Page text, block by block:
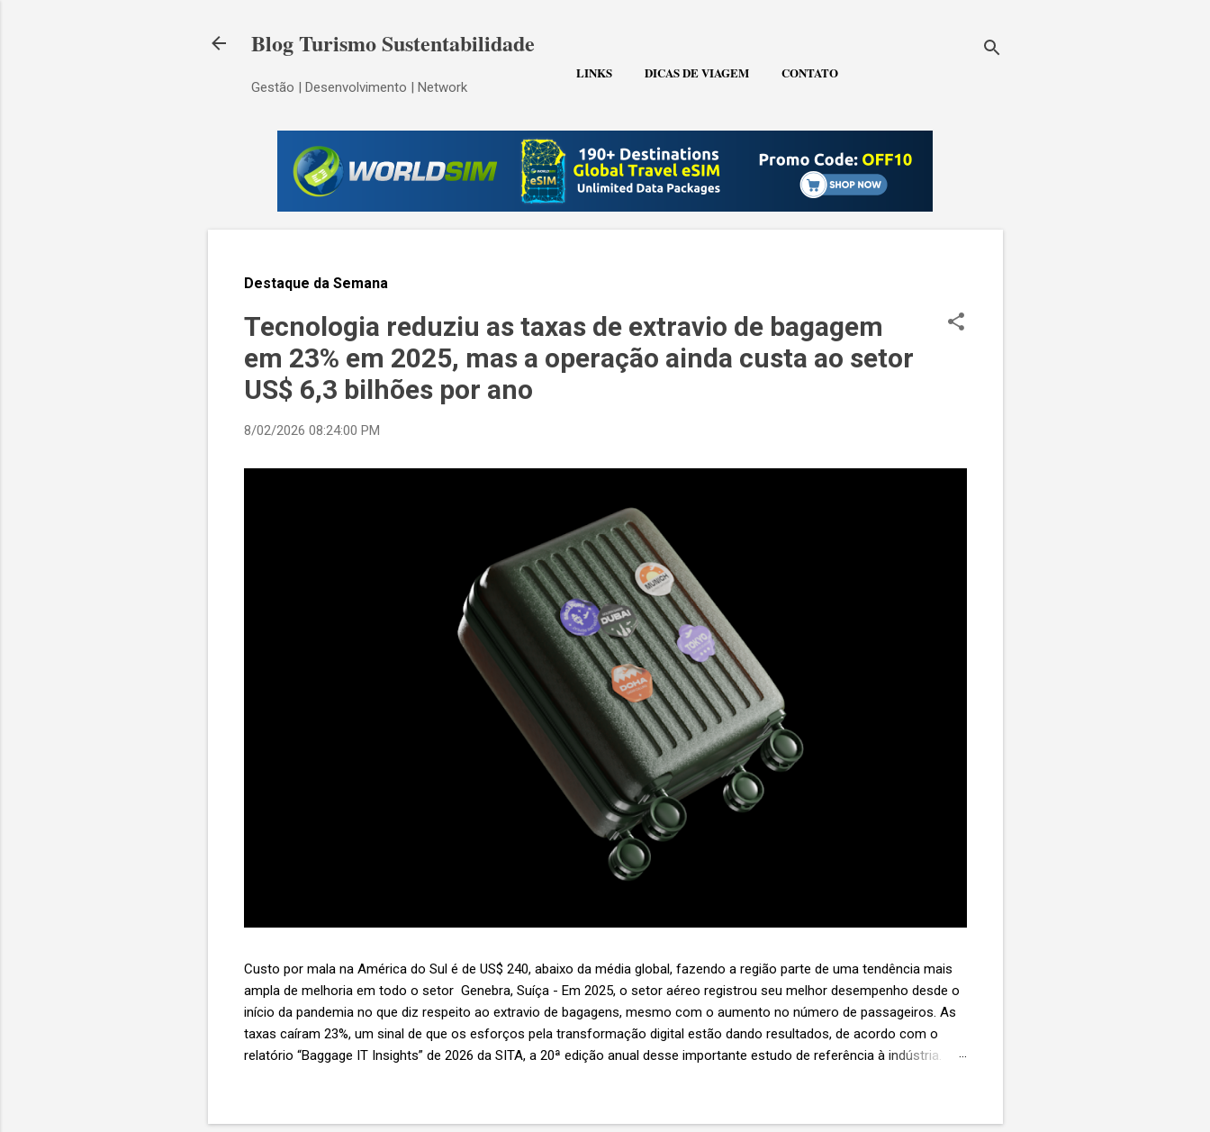
Blog Turismo Sustentabilidade
Gestão | Desenvolvimento | Network
LINKS DICAS DE VIAGEM CONTATO
Destaque da Semana
Tecnologia reduziu as taxas de extravio de bagagem
em 23% em 2025, mas a operação ainda custa ao setor
US$ 6,3 bilhões por ano
8/02/2026 08:24:00 PM
Custo por mala na América do Sul é de US$ 240, abaixo da média global, fazendo a região parte de uma tendência mais
ampla de melhoria em todo o setor Genebra, Suíça - Em 2025, o setor aéreo registrou seu melhor desempenho desde o
início da pandemia no que diz respeito ao extravio de bagagens, mesmo com o aumento no número de passageiros. As
taxas caíram 23%, um sinal de que os esforços pela transformação digital estão dando resultados, de acordo com o
relatório “Baggage IT Insights” de 2026 da SITA, a 20ª edição anual desse importante estudo de referência à indústria. (©
lucro líquido médio de apenas US$ 8 por passageiro, uma mala extraviada anula o lucro de mais de 30 assentos vendidos,